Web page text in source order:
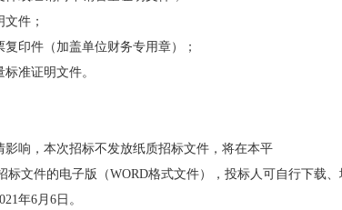
件；
印件（加盖单位财务专用章）；
准证明文件。
影响，本次招标不发放纸质招标文件，将在本平
标文件的电子版（WORD格式文件），投标人可自行下载、
年6月6日。